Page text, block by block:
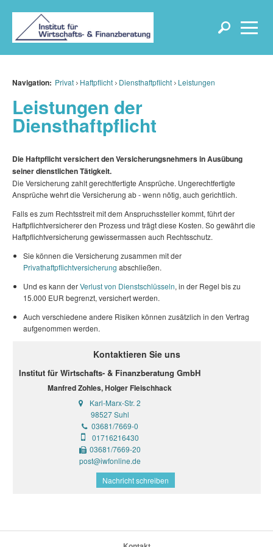
Navigation: Privat Haftpflicht Diensthaftpflicht Leistungen
Leistungen der
Diensthaftpflicht
Die Haftpflicht versichert den Versicherungsnehmers in Ausübung
seiner dienstlichen Tätigkeit.
Die Versicherung zahlt gerechtfertigte Ansprüche. Ungerechtfertigte
Ansprüche wehrt die Versicherung ab - wenn nötig, auch gerichtlich.
Falls es zum Rechtsstreit mit dem Anspruchssteller kommt, führt der
Haftpflichtversicherer den Prozess und trägt diese Kosten. So gewährt die
Haftpflichtversicherung gewissermassen auch Rechtsschutz.
Sie können die Versicherung zusammen mit der
Privathaftpflichtversicherung abschließen.
Und es kann derVerlust von Dienstschlüsseln, in der Regel bis zu
15.000 EUR begrenzt, versichert werden.
Auch verschiedene andere Risiken können zusätzlich in den Vertrag
aufgenommen werden.
Kontaktieren Sie uns
Institut für Wirtschafts- & Finanzberatung GmbH
Manfred Zohles, Holger Fleischhack
Karl-Marx-Str. 2
98527 Suhl
03681/7669-0
01716216430
03681/7669-20
post@iwfonline.de
Nachricht schreiben